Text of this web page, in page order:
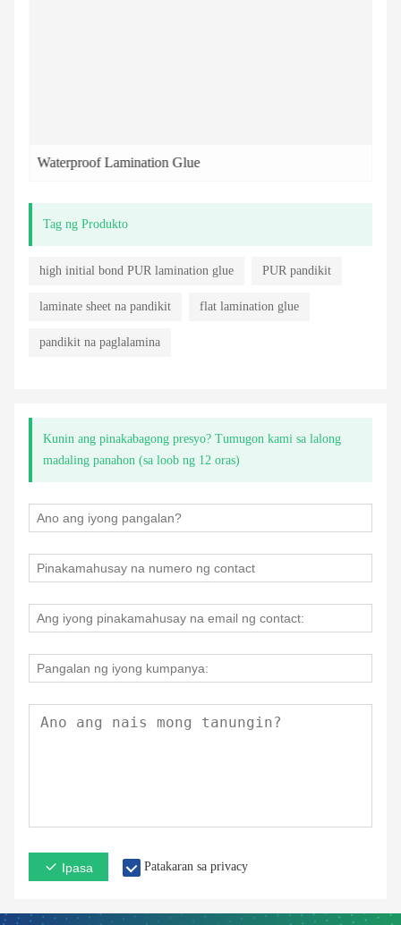
Waterproof Lamination Glue
Tag ng Produkto
high initial bond PUR lamination glue PUR pandikit
laminate sheet na pandikit flat lamination glue
pandikit na paglalamina
Kunin ang pinakabagong presyo? Tumugon kami sa lalong
madaling panahon (sa loob ng 12 oras)
Ipasa Patakaran sa privacy